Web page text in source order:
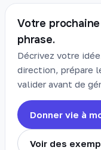
Votre
phrase.
Décrivez votre
direction, prépare
valider avant de
Donner vie à
Voir des